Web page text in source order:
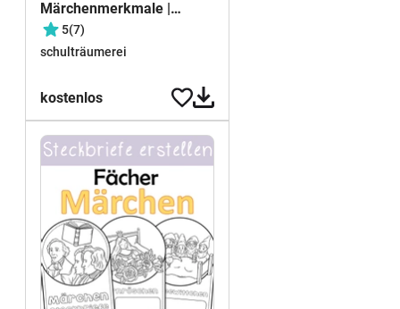
Märchenmerkmale |
FREEBIE
5(7)
schulträumerei
kostenlos